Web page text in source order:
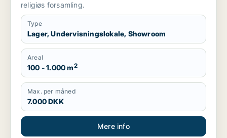
religiøs forsamling.
Type
Lager, Undervisningslokale, Showroom
Areal
100 - 1.000 m2
Max. per måned
7.000 DKK
Mere info